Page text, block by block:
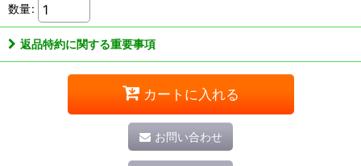
数量:
返品特約に関する重要事項
カートに入れる
お問い合わせ